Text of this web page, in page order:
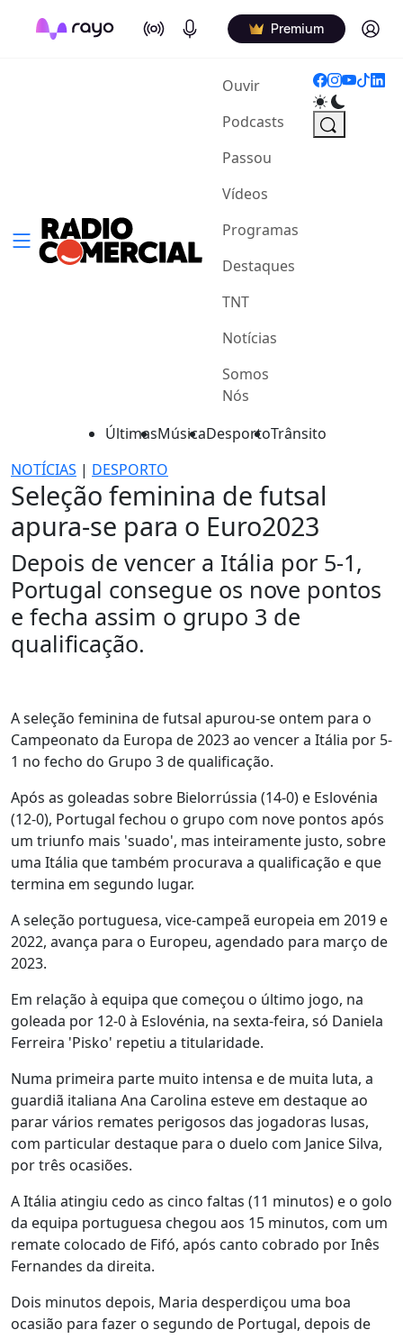
On Air Podcasts Premium Log in
Ouvir(current)
Podcasts
Passou
Vídeos
Programas
Destaques
TNT
Notícias
Somos
Nós
ÚltimasMúsicaDesportoTrânsito
NOTÍCIAS | DESPORTO
Seleção feminina de futsal
apura-se para o Euro2023
Depois de vencer a Itália por 5-1,
Portugal consegue os nove pontos
e fecha assim o grupo 3 de
qualificação.
A seleção feminina de futsal apurou-se ontem para o
Campeonato da Europa de 2023 ao vencer a Itália por 5-
1 no fecho do Grupo 3 de qualificação.
Após as goleadas sobre Bielorrússia (14-0) e Eslovénia
(12-0), Portugal fechou o grupo com nove pontos após
um triunfo mais 'suado', mas inteiramente justo, sobre
uma Itália que também procurava a qualificação e que
termina em segundo lugar.
A seleção portuguesa, vice-campeã europeia em 2019 e
2022, avança para o Europeu, agendado para março de
2023.
Em relação à equipa que começou o último jogo, na
goleada por 12-0 à Eslovénia, na sexta-feira, só Daniela
Ferreira 'Pisko' repetiu a titularidade.
Numa primeira parte muito intensa e de muita luta, a
guardiã italiana Ana Carolina esteve em destaque ao
parar vários remates perigosos das jogadoras lusas,
com particular destaque para o duelo com Janice Silva,
por três ocasiões.
A Itália atingiu cedo as cinco faltas (11 minutos) e o golo
da equipa portuguesa chegou aos 15 minutos, com um
remate colocado de Fifó, após canto cobrado por Inês
Fernandes da direita.
Dois minutos depois, Maria desperdiçou uma boa
ocasião para fazer o segundo de Portugal, depois de